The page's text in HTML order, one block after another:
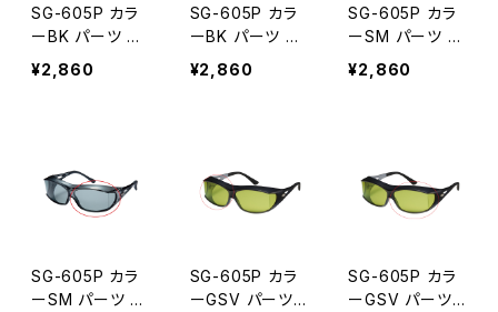
SG-605P カラ
ーBK パーツ 右
レンズ
¥2,860
SG-605P カラ
ーBK パーツ 左
レンズ
¥2,860
SG-605P カラ
ーSM パーツ 右
レンズ
¥2,860
SG-605P カラ
ーSM パーツ 左
SG-605P カラ
ーGSV パーツ
SG-605P カラ
ーGSV パーツ